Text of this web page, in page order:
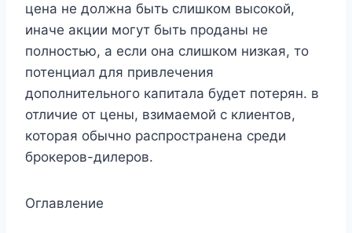
цена не должна быть слишком высокой,
иначе акции могут быть проданы не
полностью, а если она слишком низкая, то
потенциал для привлечения
дополнительного капитала будет потерян. в
отличие от цены, взимаемой с клиентов,
которая обычно распространена среди
брокеров-дилеров.
Оглавление